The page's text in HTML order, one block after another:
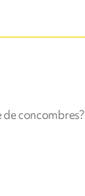
de concombres?